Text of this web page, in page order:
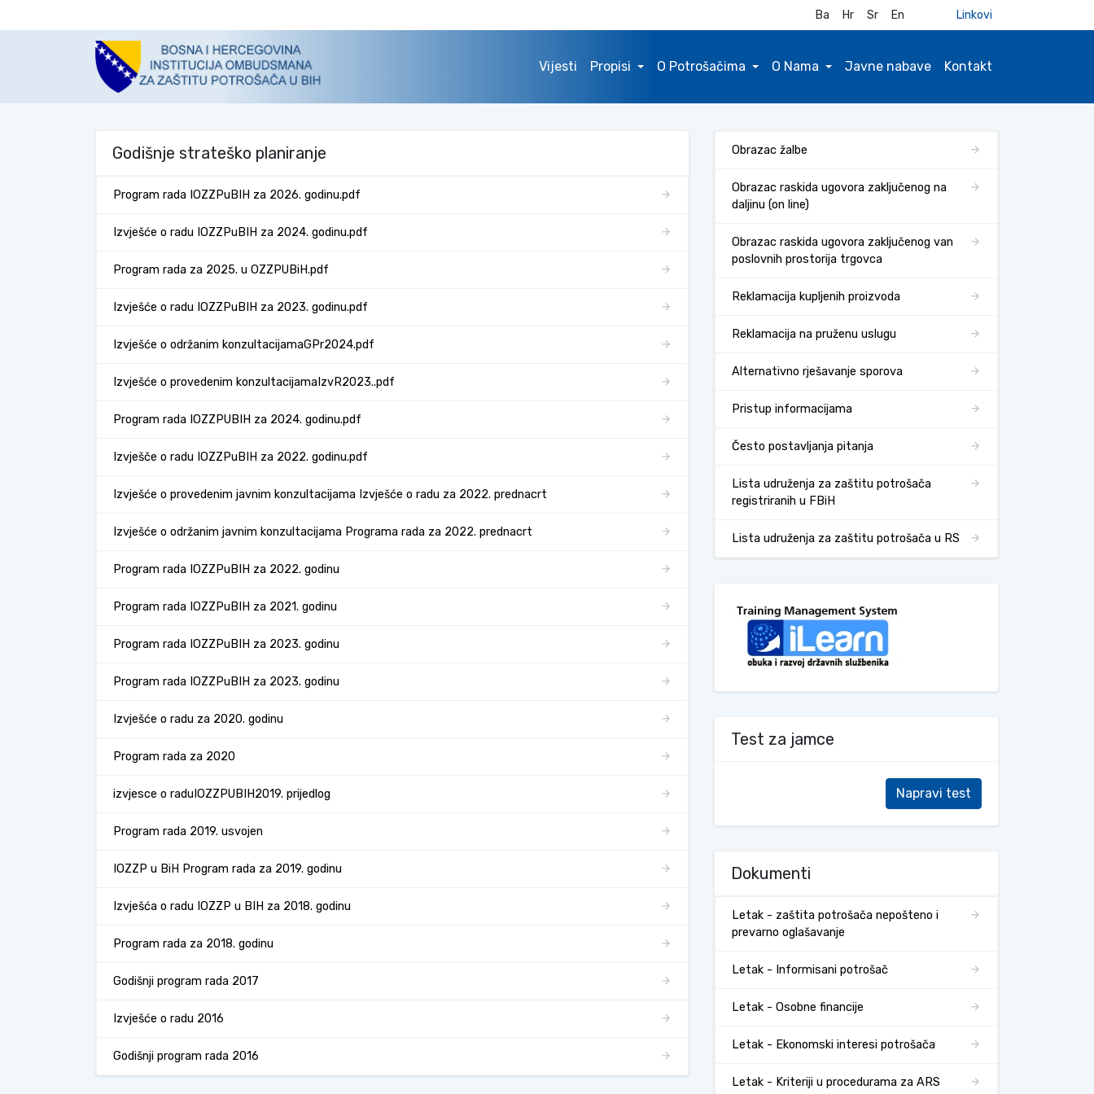
Ba Hr Sr En Linkovi
Vijesti Propisi O Potrošačima O Nama Javne nabave Kontakt
Godišnje strateško planiranje
Program rada IOZZPuBIH za 2026. godinu.pdf
Izvješće o radu IOZZPuBIH za 2024. godinu.pdf
Program rada za 2025. u OZZPUBiH.pdf
Izvješće o radu IOZZPuBIH za 2023. godinu.pdf
Izvješće o održanim konzultacijamaGPr2024.pdf
Izvješće o provedenim konzultacijamaIzvR2023..pdf
Program rada IOZZPUBIH za 2024. godinu.pdf
Izvješče o radu IOZZPuBIH za 2022. godinu.pdf
Izvješće o provedenim javnim konzultacijama Izvješće o radu za 2022. prednacrt
Izvješće o održanim javnim konzultacijama Programa rada za 2022. prednacrt
Program rada IOZZPuBIH za 2022. godinu
Program rada IOZZPuBIH za 2021. godinu
Program rada IOZZPuBIH za 2023. godinu
Program rada IOZZPuBIH za 2023. godinu
Izvješće o radu za 2020. godinu
Program rada za 2020
izvjesce o raduIOZZPUBIH2019. prijedlog
Program rada 2019. usvojen
IOZZP u BiH Program rada za 2019. godinu
Izvješća o radu IOZZP u BIH za 2018. godinu
Program rada za 2018. godinu
Godišnji program rada 2017
Izvješće o radu 2016
Godišnji program rada 2016
Obrazac žalbe
Obrazac raskida ugovora zaključenog na
daljinu (on line)
Obrazac raskida ugovora zaključenog van
poslovnih prostorija trgovca
Reklamacija kupljenih proizvoda
Reklamacija na pruženu uslugu
Alternativno rješavanje sporova
Pristup informacijama
Često postavljanja pitanja
Lista udruženja za zaštitu potrošača
registriranih u FBiH
Lista udruženja za zaštitu potrošača u RS
Test za jamce
Napravi test
Dokumenti
Letak - zaštita potrošača nepošteno i
prevarno oglašavanje
Letak - Informisani potrošač
Letak - Osobne financije
Letak - Ekonomski interesi potrošača
Letak - Kriteriji u procedurama za ARS